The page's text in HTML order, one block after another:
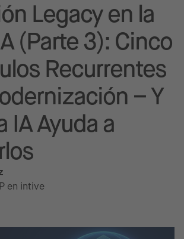
Legacy en la
(Parte 3): Cinco
Recurrentes
– Y
IA Ayuda a
en intive